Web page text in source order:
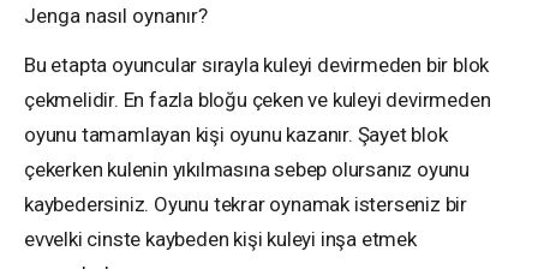
Jenga nasıl oynanır?
Bu etapta oyuncular sırayla kuleyi devirmeden bir blok
çekmelidir. En fazla bloğu çeken ve kuleyi devirmeden
oyunu tamamlayan kişi oyunu kazanır. Şayet blok
çekerken kulenin yıkılmasına sebep olursanız oyunu
kaybedersiniz. Oyunu tekrar oynamak isterseniz bir
evvelki cinste kaybeden kişi kuleyi inşa etmek